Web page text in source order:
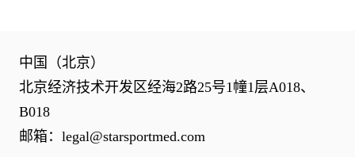
中国（北京）
北京经济技术开发区经海2路25号1幢1层A018、
B018
邮箱：legal@starsportmed.com